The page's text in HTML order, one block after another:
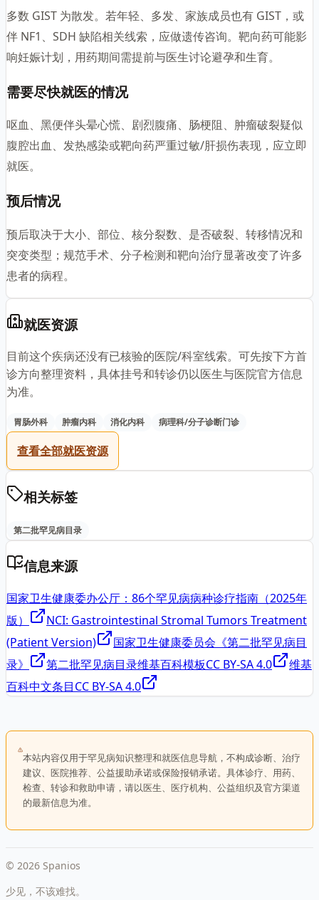
多数 GIST 为散发。若年轻、多发、家族成员也有 GIST，或
伴 NF1、SDH 缺陷相关线索，应做遗传咨询。靶向药可能影
响妊娠计划，用药期间需提前与医生讨论避孕和生育。
需要尽快就医的情况
呕血、黑便伴头晕心慌、剧烈腹痛、肠梗阻、肿瘤破裂疑似
腹腔出血、发热感染或靶向药严重过敏/肝损伤表现，应立即
就医。
预后情况
预后取决于大小、部位、核分裂数、是否破裂、转移情况和
突变类型；规范手术、分子检测和靶向治疗显著改变了许多
患者的病程。
就医资源
目前这个疾病还没有已核验的医院/科室线索。可先按下方首
诊方向整理资料，具体挂号和转诊仍以医生与医院官方信息
为准。
胃肠外科 肿瘤内科 消化内科 病理科/分子诊断门诊
查看全部就医资源
相关标签
第二批罕见病目录
信息来源
国家卫生健康委办公厅：86个罕见病病种诊疗指南（2025年
版）
NCI: Gastrointestinal Stromal Tumors Treatment
(Patient Version)
国家卫生健康委员会《第二批罕见病目
录》
第二批罕见病目录维基百科模板CC BY-SA 4.0
维基
百科中文条目CC BY-SA 4.0
本站内容仅用于罕见病知识整理和就医信息导航，不构成诊断、治疗
建议、医院推荐、公益援助承诺或保险报销承诺。具体诊疗、用药、
检查、转诊和救助申请，请以医生、医疗机构、公益组织及官方渠道
的最新信息为准。
© 2026 Spanios
少见，不该难找。